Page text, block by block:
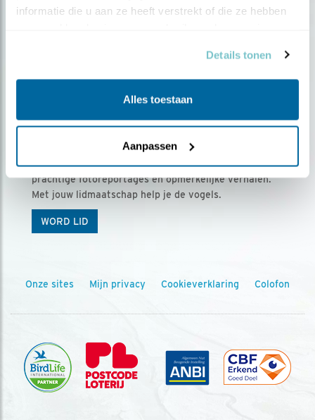
informatie die u aan ze heeft verstrekt of die ze hebben
Details tonen
Alles toestaan
Aanpassen
Ontvang 5 x Vogels voor € 36,00 per jaar
Vogels is het tijdschrift voor onze leden, met
prachtige fotoreportages en opmerkelijke verhalen.
Met jouw lidmaatschap help je de vogels.
WORD LID
Onze sites Mijn privacy Cookieverklaring Colofon